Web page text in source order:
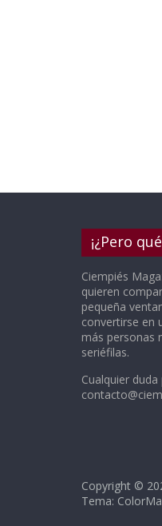
¡¿Pero
Ciempiés
quieren
pequeña
convertirse en
más personas
seriéfilas.
Cualquier
Copyright ©
Tema: